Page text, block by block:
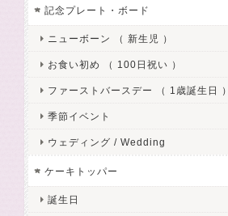
記念プレート・ボード
ニューボーン （ 新生児 ）
お食い初め （ 100日祝い ）
ファーストバースデー （ 1歳誕生日 ）
季節イベント
ウェディング / Wedding
ケーキトッパー
誕生日